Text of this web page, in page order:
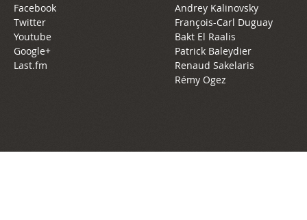
Facebook
Twitter
Youtube
Google+
Last.fm
Andrey Kalinovsky
François-Carl Duguay
Bakt El Raalis
Patrick Baleydier
Renaud Sakelaris
Rémy Ogez